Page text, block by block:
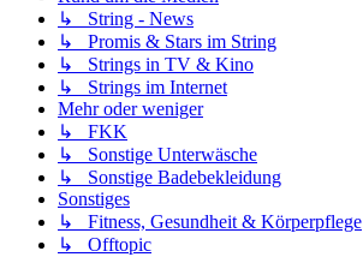
↳ String - News
↳ Promis & Stars im String
↳ Strings in TV & Kino
↳ Strings im Internet
Mehr oder weniger
↳ FKK
↳ Sonstige Unterwäsche
↳ Sonstige Badebekleidung
Sonstiges
↳ Fitness, Gesundheit & Körperpflege
↳ Offtopic